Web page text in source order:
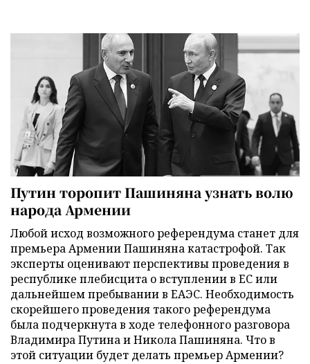
Путин торопит Пашиняна узнать волю
народа Армении
Любой исход возможного референдума станет для
премьера Армении Пашиняна катастрофой. Так
эксперты оценивают перспективы проведения в
республике плебисцита о вступлении в ЕС или
дальнейшем пребывании в ЕАЭС. Необходимость
скорейшего проведения такого референдума
была подчеркнута в ходе телефонного разговора
Владимира Путина и Никола Пашиняна. Что в
этой ситуации будет делать премьер Армении?